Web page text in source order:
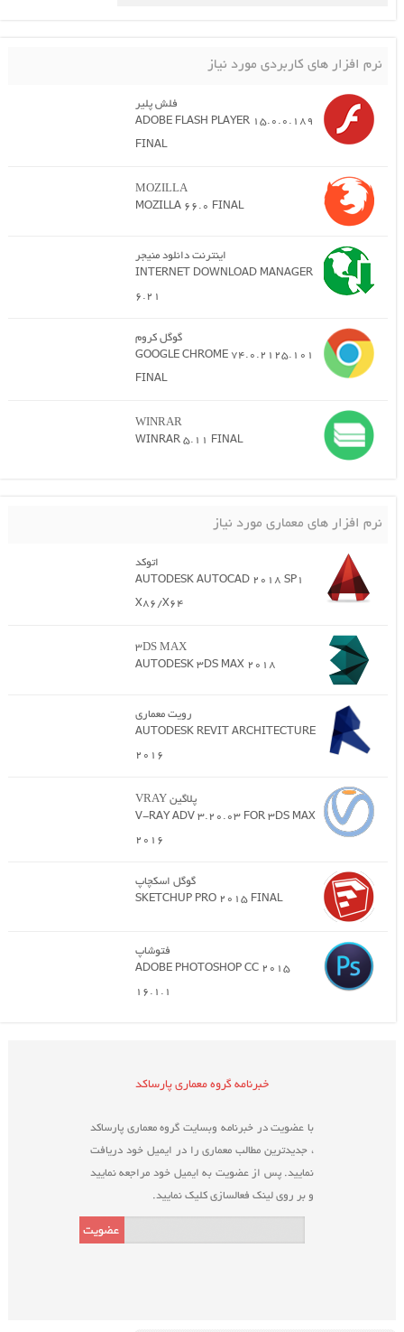
نرم افزار های کاربردی مورد نیاز
فلش پلیر
ADOBE FLASH PLAYER 15.0.0.189
FINAL
MOZILLA
MOZILLA 66.0 FINAL
اینترنت دانلود منیجر
INTERNET DOWNLOAD MANAGER
6.21
گوگل کروم
GOOGLE CHROME 74.0.2125.101
FINAL
WINRAR
WINRAR 5.11 FINAL
نرم افزار های معماری مورد نیاز
اتوکد
AUTODESK AUTOCAD 2018 SP1
X86/X64
3DS MAX
AUTODESK 3DS MAX 2018
رویت معماری
AUTODESK REVIT ARCHITECTURE
2016
پلاگین VRAY
V-RAY ADV 3.20.03 FOR 3DS MAX
2016
گوگل اسکچاپ
SKETCHUP PRO 2015 FINAL
فتوشاپ
ADOBE PHOTOSHOP CC 2015
16.1.1
خبرنامه گروه معماری پارساکد
با عضویت در خبرنامه وبسایت گروه معماری پارساکد
، جدیدترین مطالب معماری را در ایمیل خود دریافت
نمایید. پس از عضویت به ایمیل خود مراجعه نمایید
و بر روی لینک فعالسازی کلیک نمایید.